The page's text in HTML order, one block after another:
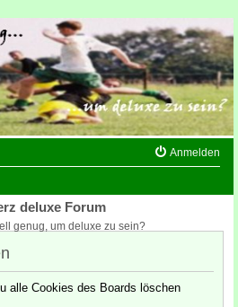
Anmelden
deluxe Forum
genug, um deluxe zu sein?
alle Cookies des Boards löschen